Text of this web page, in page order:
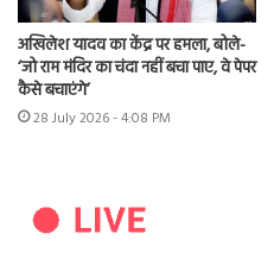
अखिलेश यादव का केंद्र पर हमला, बोले-
‘जो राम मंदिर का चंदा नहीं बचा पाए, वे पेपर
कैसे बचाएंगे’
28 July 2026 - 4:08 PM